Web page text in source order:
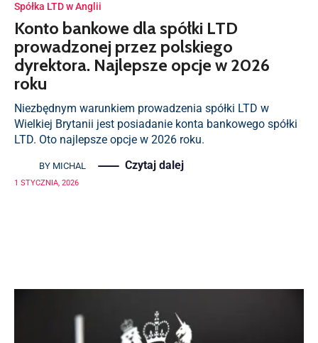
Spółka LTD w Anglii
Konto bankowe dla spółki LTD
prowadzonej przez polskiego
dyrektora. Najlepsze opcje w 2026
roku
Niezbędnym warunkiem prowadzenia spółki LTD w
Wielkiej Brytanii jest posiadanie konta bankowego spółki
LTD. Oto najlepsze opcje w 2026 roku.
BY MICHAL Czytaj dalej
1 STYCZNIA, 2026